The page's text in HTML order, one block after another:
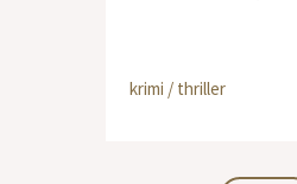
krimi / thriller